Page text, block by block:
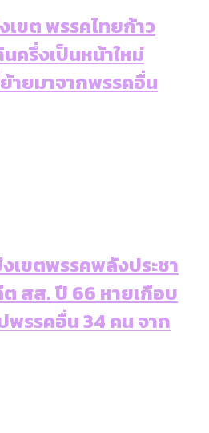
รสูงสุด
ที่ยวออกจากกีฬา กระทรวง
ะมาณเท่าไร
คุณประชาชนที่ร่วม
ารเลือกตั้งชวนคุยกันถึงบท
บจากเลือกตั้ง กรุงเทพฯ –
ไหม้ในกรุงเทพฯ ส่วนใหญ่มา
งจร เขตจตุจักรเกิดไฟฟ้า
ที่สุด
และพื้นที่สีเขียวใน กทม. เพิ่ม
[ข้อมูลดิบ]
ม. ที่ยังถูกนำไปทิ้งที่
ทธิไม่เท่ากัน: กฎหมายการ
ได้บ้าง?
งความขัดแย้งไทย-กัมพูชา
ทย-กัมพูชา
ของ กทม. ในช่วงที่มีการใช้
ยุคชัชชาติ มีอะไร ใช้งบแค่
ทพฯ 2025 เทียบกับจำนวน
ปอด [ข้อมูลดิบ]
จในกรุงเทพฯ ผ่าน
ยุไทย [ข้อมูลดิบ]
สูงอายุไทย : 6 จังหวัดเป็น
ดับสุดยอด และ 64 จังหวัดที่
ยุไทย [ข้อมูลดิบ]
หม้ในกรุงเทพฯ 2568
ขต พรรคไทยก้าว
นครึ่งเป็นหน้าใหม่
ยมาจากพรรคอื่น
เขตพรรคพลังประชา
สส. ปี 66 หายเกือบ
พรรคอื่น 34 คน จาก